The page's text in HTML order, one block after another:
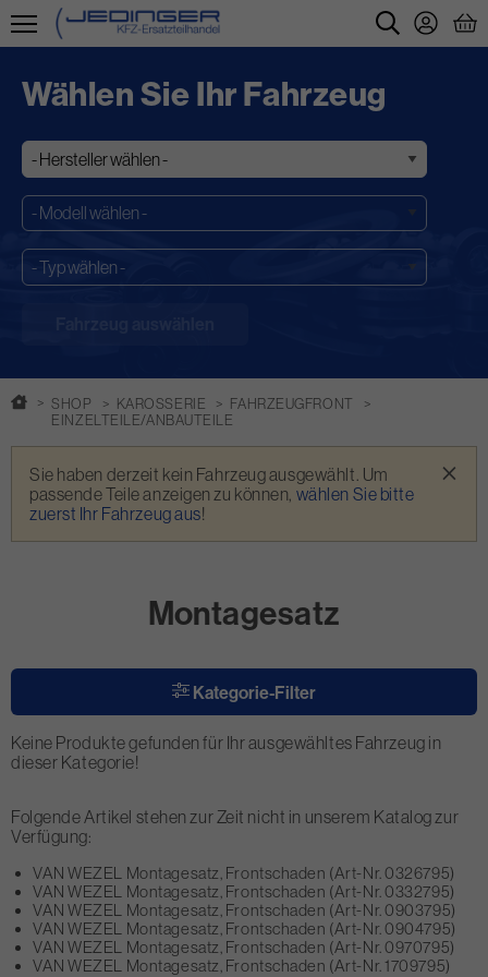
Direkt
Inhalt
Wählen Sie Ihr Fahrzeug
SHOP KAROSSERIE
FAHRZEUGFRONT
EINZELTEILE/ANBAUTEILE
Warnmeldung
Sie haben derzeit kein Fahrzeug ausgewählt. Um
passende Teile anzeigen zu können, wählen Sie bitte
zuerst Ihr Fahrzeug aus!
×
Montagesatz
Kategorie-Filter
Keine Produkte gefunden für Ihr ausgewähltes Fahrzeug in
dieser Kategorie!
Folgende Artikel stehen zur Zeit nicht in unserem Katalog zur
Verfügung:
VAN WEZEL Montagesatz, Frontschaden (Art-Nr. 0326795)
VAN WEZEL Montagesatz, Frontschaden (Art-Nr. 0332795)
VAN WEZEL Montagesatz, Frontschaden (Art-Nr. 0903795)
VAN WEZEL Montagesatz, Frontschaden (Art-Nr. 0904795)
VAN WEZEL Montagesatz, Frontschaden (Art-Nr. 0970795)
VAN WEZEL Montagesatz, Frontschaden (Art-Nr. 1709795)